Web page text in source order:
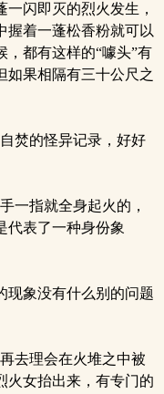
闪即灭的烈火发生，
握着一蓬松香粉就可以
，都有这样的“噱头”有
如果相隔有三十公尺之
焚的怪异记录，好好
一指就全身起火的，
代表了一种身份象
象没有什么别的问题
去理会在火堆之中被
火女抬出来，有专门的